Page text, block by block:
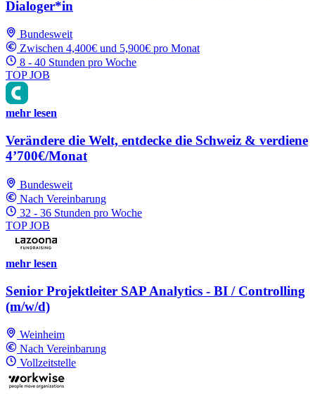
Dialoger*in
Bundesweit
Zwischen 4,400€ und 5,900€ pro Monat
8 - 40 Stunden pro Woche
TOP JOB
mehr lesen
Verändere die Welt, entdecke die Schweiz & verdiene
4’700€/Monat
Bundesweit
Nach Vereinbarung
32 - 36 Stunden pro Woche
TOP JOB
mehr lesen
Senior Projektleiter SAP Analytics - BI / Controlling
(m/w/d)
Weinheim
Nach Vereinbarung
Vollzeitstelle